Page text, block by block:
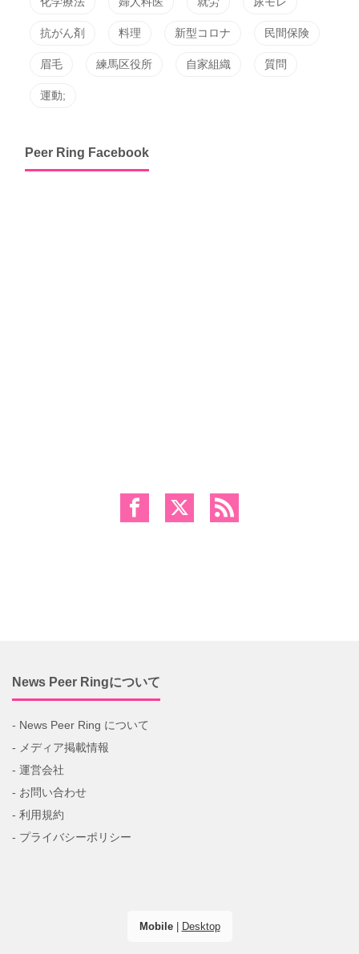
抗がん剤 料理 新型コロナ 民間保険
眉毛 練馬区役所 自家組織 質問
運動;
Peer Ring Facebook
News Peer Ringについて
- News Peer Ring について
- メディア掲載情報
- 運営会社
- お問い合わせ
- 利用規約
- プライバシーポリシー
Mobile| Desktop